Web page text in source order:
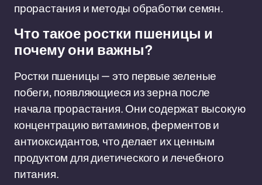
прорастания и методы обработки семян.
Что такое ростки пшеницы и
почему они важны?
Ростки пшеницы — это первые зеленые
побеги, появляющиеся из зерна после
начала прорастания. Они содержат высокую
концентрацию витаминов, ферментов и
антиоксидантов, что делает их ценным
продуктом для диетического и лечебного
питания.